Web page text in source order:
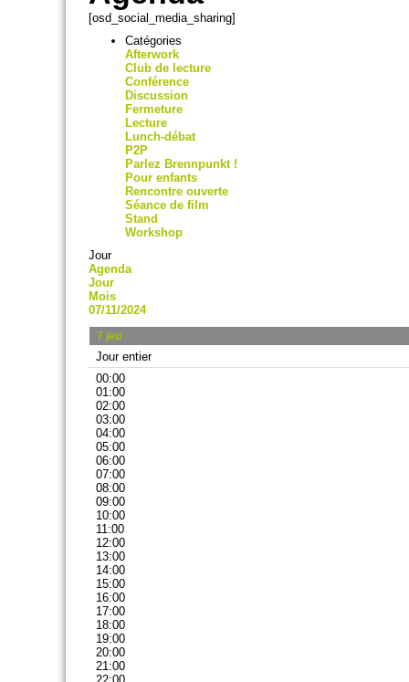
[osd_social_media_sharing]
Catégories
Afterwork
Club de lecture
Conférence
Discussion
Fermeture
Lecture
Lunch-débat
P2P
Parlez Brennpunkt !
Pour enfants
Rencontre ouverte
Séance de film
Stand
Workshop
Jour
Agenda
Jour
Mois
07/11/2024
7 jeu
Jour entier
00:00
01:00
02:00
03:00
04:00
05:00
06:00
07:00
08:00
09:00
10:00
11:00
12:00
13:00
14:00
15:00
16:00
17:00
18:00
19:00
20:00
21:00